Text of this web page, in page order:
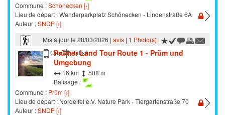
Commune :Schönecken [›]
Lieu de départ : Wanderparkplatz Schönecken - Lindenstraße 6A
Auteur :SNDP [›]
Mis à jour le 28/03/2026 | avis| 1 Photo(s) |
Marche
Gps Balisé
Prümer Land Tour Route 1 - Prüm und
Umgebung
16 km
508 m
Balisage :
Commune : Prüm [›]
Lieu de départ : Nordeifel e.V. Nature Park - Tiergartenstraße 70
Auteur :SNDP [›]